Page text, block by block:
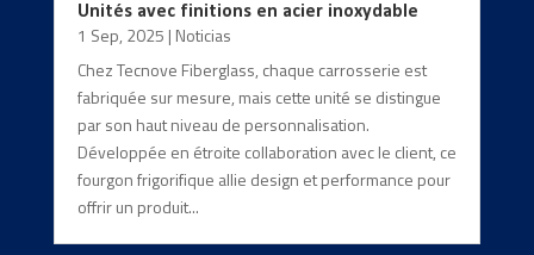
Unités avec finitions en acier inoxydable
1 Sep, 2025 | Noticias
Chez Tecnove Fiberglass, chaque carrosserie est
fabriquée sur mesure, mais cette unité se distingue
par son haut niveau de personnalisation.
Développée en étroite collaboration avec le client, ce
fourgon frigorifique allie design et performance pour
offrir un produit...